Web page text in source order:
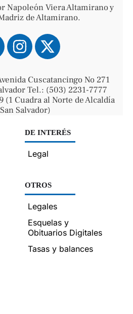
Napoleón Viera Altamirano y
de Altamirano.
Cuscatancingo No 271
Tel.: (503) 2231-7777
(1 Cuadra al Norte de Alcaldía
Salvador)
DE INTERÉS
Legal
OTROS
Legales
Esquelas y
Obituarios Digitales
Tasas y balances